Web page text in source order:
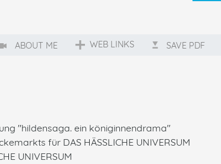
ABOUT ME WEB LINKS SAVE PDF
"hildensaga. ein königinnendrama"
für DAS HÄSSLICHE UNIVERSUM
UNIVERSUM